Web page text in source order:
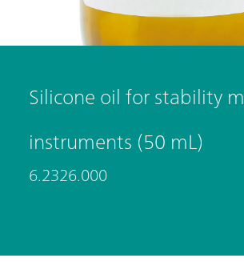
Silicone oil for stability
instruments (50 mL)
6.2326.000